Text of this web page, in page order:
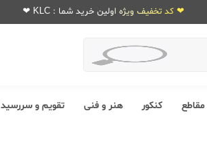
❤ کد تخفیف ویژه اولین خرید شما : KLC ❤
کنکور هنر و فنی تقویم و سررسید